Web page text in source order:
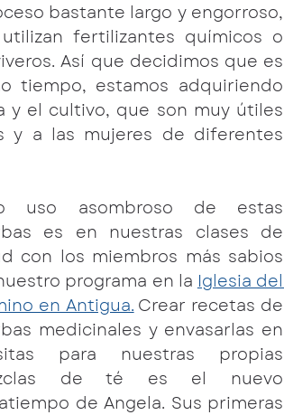
bastante largo y engorroso,
fertilizantes químicos o
Así que decidimos que es
tiempo, estamos adquiriendo
y el cultivo, que son muy útiles
y a las mujeres de diferentes
uso asombroso de estas
es en nuestras clases de
con los miembros más sabios
programa en la Iglesia del
en Antigua. Crear recetas de
medicinales y envasarlas en
para nuestras propias
de té es el nuevo
de Angela. Sus primeras